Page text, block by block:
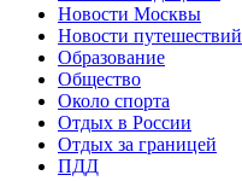
Новости Москвы
Новости путешествий
Образование
Общество
Около спорта
Отдых в России
Отдых за границей
ПДД